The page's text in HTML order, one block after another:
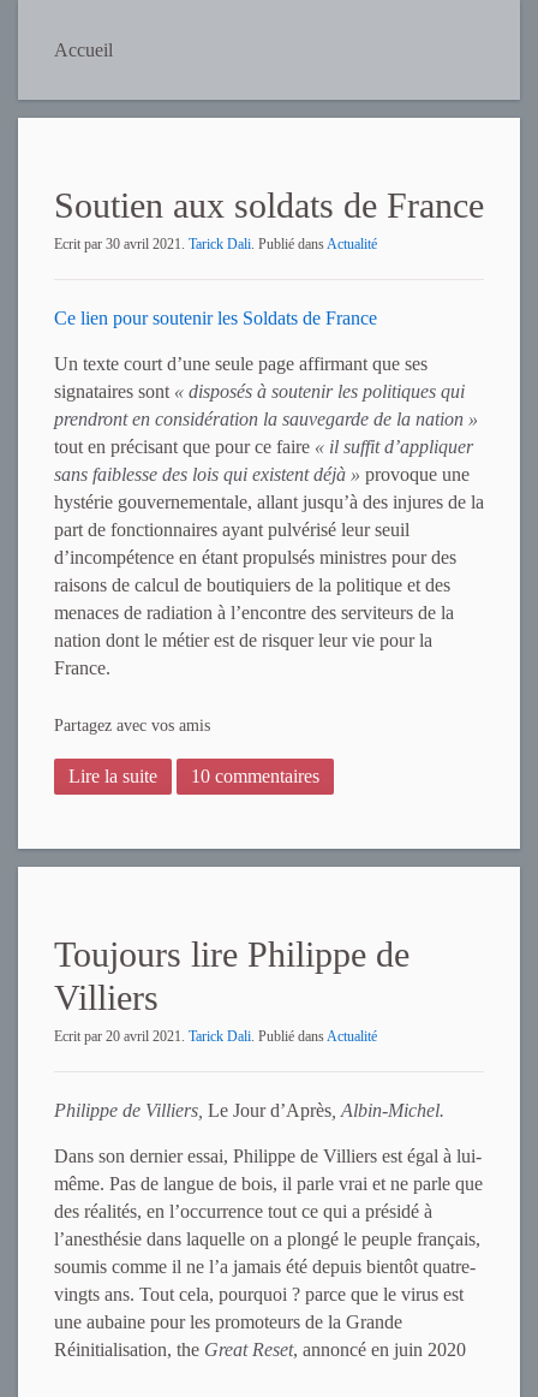
Accueil
Soutien aux soldats de France
Ecrit par 30 avril 2021. Tarick Dali. Publié dansActualité
Ce lien pour soutenir les Soldats de France
Un texte court d’une seule page affirmant que ses
signataires sont « disposés à soutenir les politiques qui
prendront en considération la sauvegarde de la nation »
tout en précisant que pour ce faire « il suffit d’appliquer
sans faiblesse des lois qui existent déjà » provoque une
hystérie gouvernementale, allant jusqu’à des injures de la
part de fonctionnaires ayant pulvérisé leur seuil
d’incompétence en étant propulsés ministres pour des
raisons de calcul de boutiquiers de la politique et des
menaces de radiation à l’encontre des serviteurs de la
nation dont le métier est de risquer leur vie pour la
France.
Partagez avec vos amis
Lire la suite 10 commentaires
Toujours lire Philippe de
Villiers
Ecrit par 20 avril 2021. Tarick Dali. Publié dansActualité
Philippe de Villiers, Le Jour d’Après , Albin-Michel.
Dans son dernier essai, Philippe de Villiers est égal à lui-
même. Pas de langue de bois, il parle vrai et ne parle que
des réalités, en l’occurrence tout ce qui a présidé à
l’anesthésie dans laquelle on a plongé le peuple français,
soumis comme il ne l’a jamais été depuis bientôt quatre-
vingts ans. Tout cela, pourquoi ? parce que le virus est
une aubaine pour les promoteurs de la Grande
Réinitialisation, the Great Reset, annoncé en juin 2020